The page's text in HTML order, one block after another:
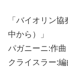
「バイオリン
中から）」
パガニーニ:作曲
クライスラー:編